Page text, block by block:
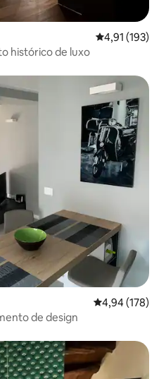
Classificação
4,91 (193)
histórico de luxo
Classificação
4,94 (178)
de design
apreciados